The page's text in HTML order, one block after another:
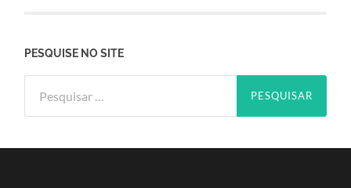
PESQUISE NO SITE
por: